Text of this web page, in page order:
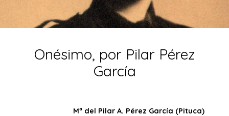
Onésimo, por Pilar Pérez
García
Mª del Pilar A. Pérez García (Pituca)